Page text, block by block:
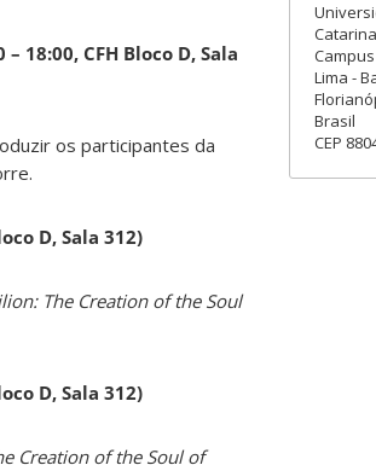
CFH Bloco D, Sala
os participantes da
D, Sala 312)
The Creation of the Soul
D, Sala 312)
Creation of the Soul of
Lima -
Brasil
CEP